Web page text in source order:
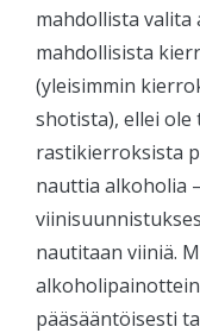
mahdollista
mahdollisista
(yleisimmin
shotista), ellei
rastikierroksista
nauttia alkoholia
nautitaan viiniä.
pääsääntöisesti